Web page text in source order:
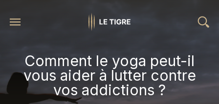
Comment le yoga peut-il
vous aider à lutter contre
vos addictions ?